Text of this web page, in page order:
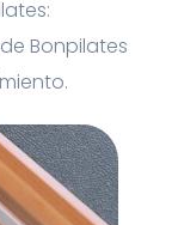
Bonpilates